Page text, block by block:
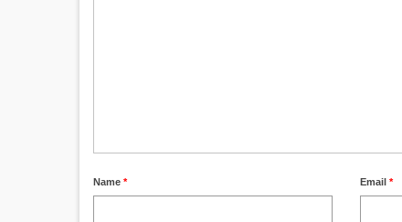
Name * Email*